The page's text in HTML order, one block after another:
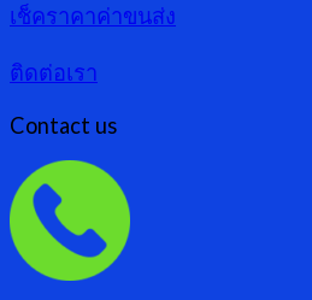
เช็คราคาค่าขนส่ง
ติดต่อเรา
Contact us